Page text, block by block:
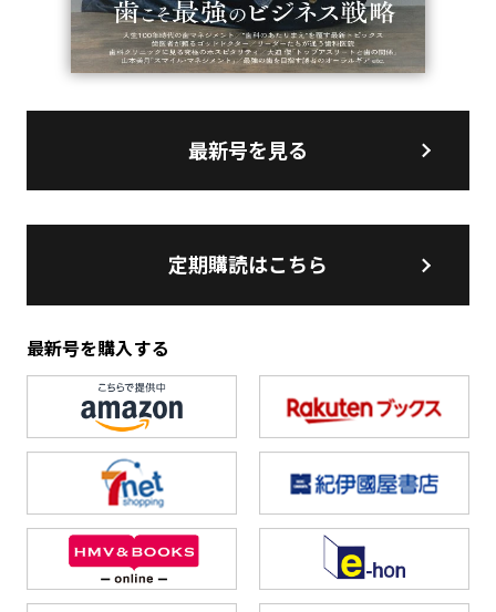
最新号を見る
定期購読はこちら
最新号を購入する